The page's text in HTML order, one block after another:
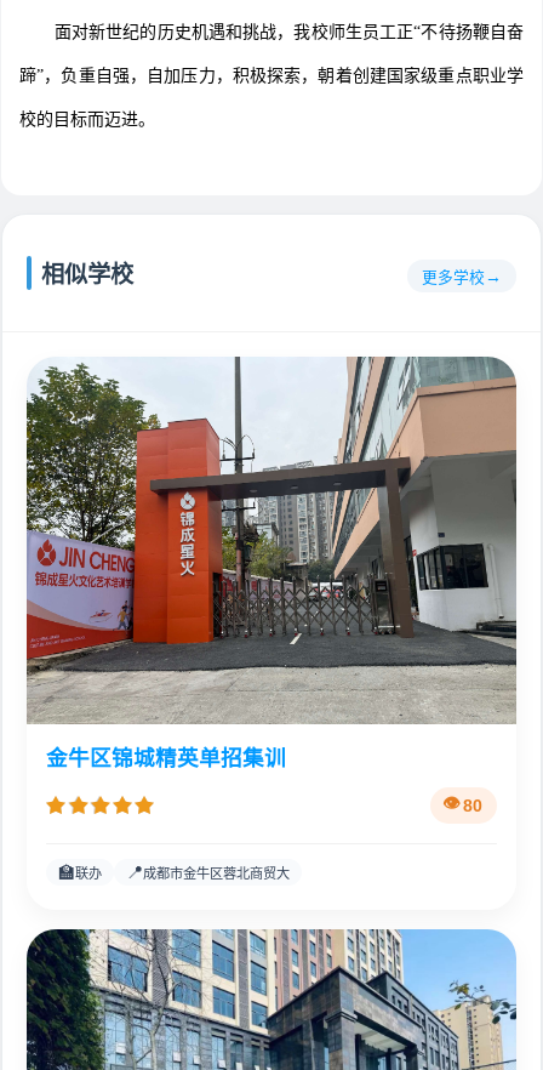
面对新世纪的历史机遇和挑战，我校师生员工正“不待扬鞭自奋
蹄”，负重自强，自加压力，积极探索，朝着创建国家级重点职业学
校的目标而迈进。
相似学校 更多学校
金牛区锦城精英单招集训
80
🏫联办 📍成都市金牛区蓉北商贸大